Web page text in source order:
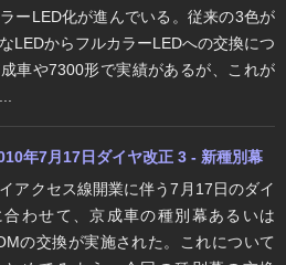
ーLED化が進んでいる。従来の3色が
LEDからフルカラーLEDへの交換につ
車や7300形で実績があるが、これが
年7月17日ダイヤ改正 3 - 新種別幕
アクセス線開業に伴う7月17日のダイ
合わせて、京成車の種別幕あるいは
の交換が実施された。これについて